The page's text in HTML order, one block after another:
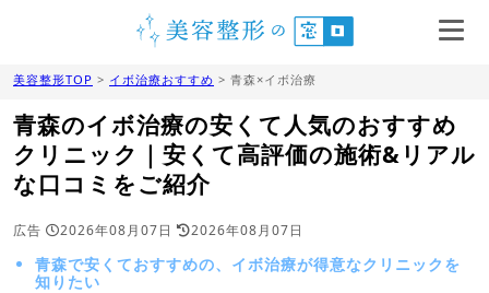
美容整形TOP > イボ治療おすすめ > 青森×イボ治療
青森のイボ治療の安くて人気のおすすめ
クリニック｜安くて高評価の施術&リアル
な口コミをご紹介
広告 2026年08月07日 2026年08月07日
青森で安くておすすめの、イボ治療が得意なクリニックを
知りたい